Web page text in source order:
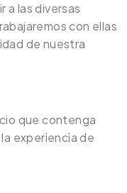
a las diversas
con ellas
de nuestra
que contenga
experiencia de